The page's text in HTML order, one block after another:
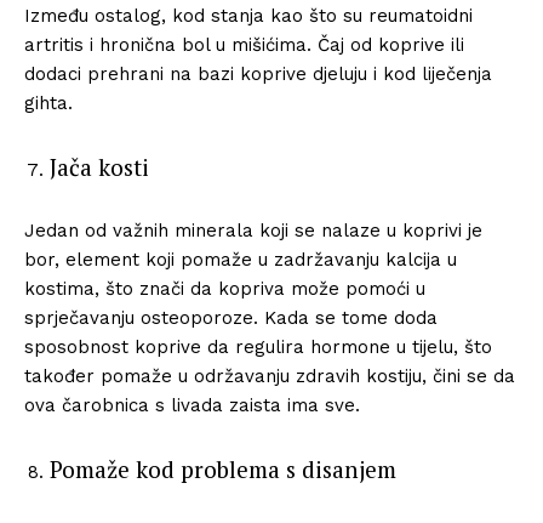
Između ostalog, kod stanja kao što su reumatoidni
artritis i hronična bol u mišićima. Čaj od koprive ili
dodaci prehrani na bazi koprive djeluju i kod liječenja
gihta.
Jača kosti
Jedan od važnih minerala koji se nalaze u koprivi je
bor, element koji pomaže u zadržavanju kalcija u
kostima, što znači da kopriva može pomoći u
sprječavanju osteoporoze. Kada se tome doda
sposobnost koprive da regulira hormone u tijelu, što
također pomaže u održavanju zdravih kostiju, čini se da
ova čarobnica s livada zaista ima sve.
Pomaže kod problema s disanjem